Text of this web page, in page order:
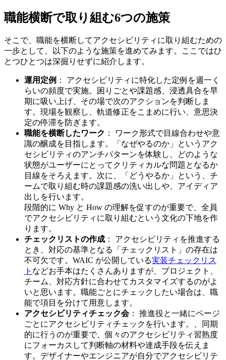
職能横断で取り組む6つの施策
そこで、職能を横断してアクセシビリティに取り組むための
一歩として、以下のような施策を進めてみます。ここではひ
とつひとつは深掘りせずに紹介します。
運用定例 ： アクセシビリティに特化した定例を週一く
らいの頻度で実施。困りごとや課題感、浸透具合を早
期に吸い上げ、その場で次のアクションを判断しま
す。現場を観察し、軌道修正をこまめに行い、意思決
定の停滞を防ぎます。
職能を横断したワーク ： ワーク形式で目線合わせや意
識の醸成を目指します。「なぜやるのか」というアク
セシビリティのアンチパターンを体験し、どのような
状態がユーザーにとってクリティカルな問題となるか
目線をそろえます。次に、「どうやるか」という、チ
ームで取り組む時の課題感の洗い出しや、アイディア
出しを行います。
段階的に Why と How の理解を促すのが重要で、全員
でアクセシビリティに取り組むという文化の下地を作
ります。
チェックリストの作成 ： アクセシビリティを推進する
とき、対応の基準となる「チェックリスト」の存在は
不可欠です。WAIC が公開している実装チェックリス
ト などお手本はたくさんありますが、プロジェクト、
チーム、対応方針に合わせてカスタマイズするのがよ
いと思います。職能ごとにチェックしたい場合は、職
能で項目を分けて用意します。
アクセシビリティチェック会： 推進役と一緒にページ
ごとにアクセシビリティチェックを行います。、同期
的に行うのが重要で、個々のアクセシビリティ習熟度
にフォーカスして判断軸の材料や達成手段を伝えま
す。デザイナーやエンジニアが自分でアクセシビリテ